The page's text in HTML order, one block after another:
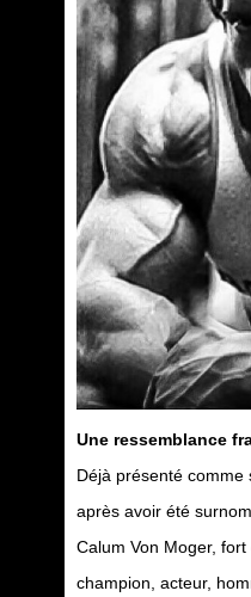
Une ressemblance
Déjà présenté
après avoir été
Calum Von Moger,
champion, acteur,